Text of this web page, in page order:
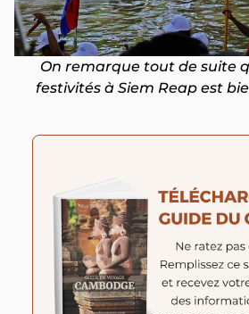
On remarque tout de suite
festivités à Siem Reap est